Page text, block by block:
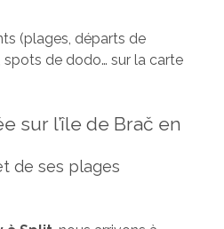
(plages, départs de
spots de dodo… sur la carte
sur l’île de Brač en
de ses plages